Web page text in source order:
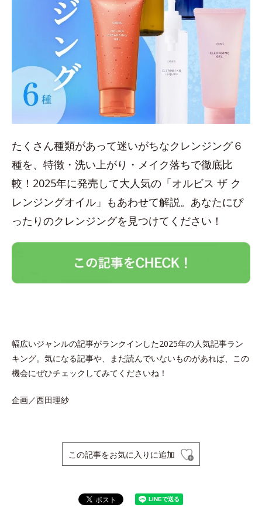
たくさん種類があって迷いがちなクレンジング６
種を、特徴・洗い上がり・メイク落ちで徹底比
較！2025年に発売して大人気の「オルビス ザ ク
レンジングオイル」もあわせて解説。あなたにぴ
ったりのクレンジングを見つけてください！
幅広いジャンルの記事がランクインした2025年の人気記事ラン
キング。気になる記事や、まだ読んでいないものがあれば、この
機会にぜひチェックしてみてくださいね！
企画／西田理紗
この記事をお気に入りに追加